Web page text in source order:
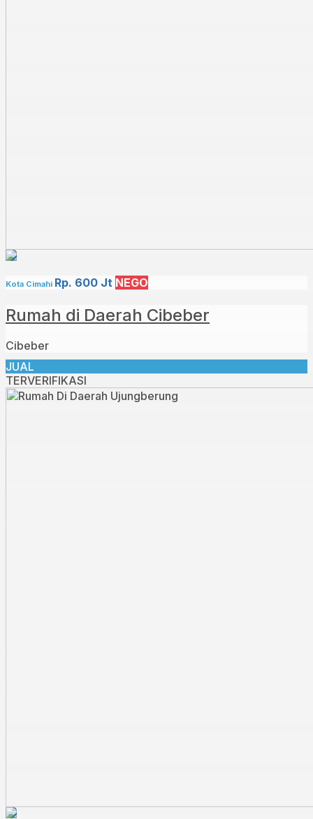
Kota Cimahi Rp. 600 Jt NEGO
Rumah di Daerah Cibeber
Cibeber
JUAL
TERVERIFIKASI